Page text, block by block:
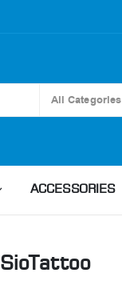
All Categories
ACCESSORIES
SioTattoo